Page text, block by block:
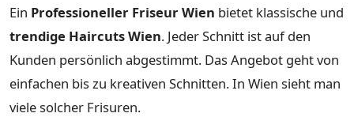
Ein Professioneller Friseur Wien bietet klassische und
trendige Haircuts Wien. Jeder Schnitt ist auf den
Kunden persönlich abgestimmt. Das Angebot geht von
einfachen bis zu kreativen Schnitten. In Wien sieht man
viele solcher Frisuren.